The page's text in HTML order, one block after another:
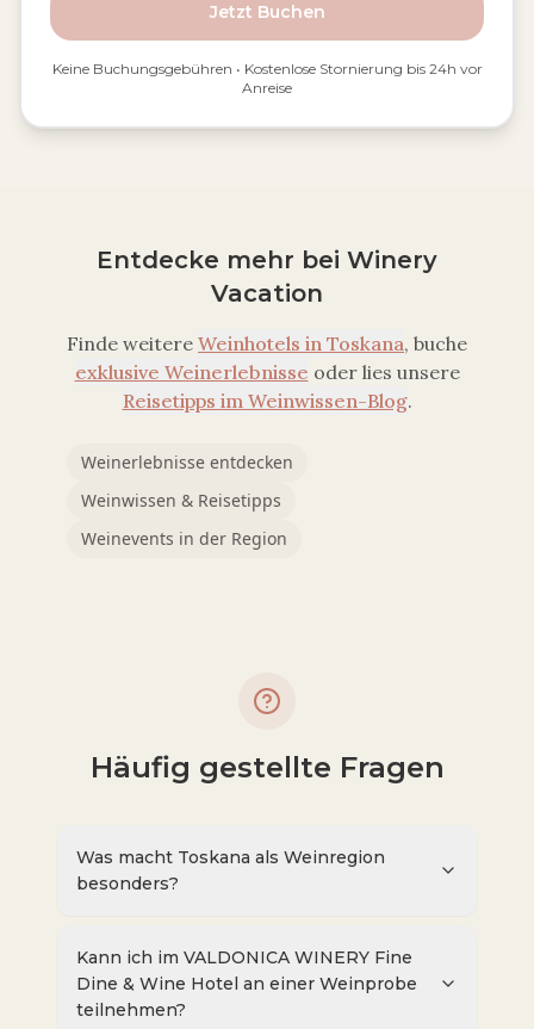
Jetzt Buchen
Keine Buchungsgebühren • Kostenlose Stornierung bis 24h vor
Anreise
Entdecke mehr bei Winery
Vacation
Finde weitere Weinhotels in Toskana, buche
exklusive Weinerlebnisse oder lies unsere
Reisetipps im Weinwissen-Blog.
Weinerlebnisse entdecken
Weinwissen & Reisetipps
Weinevents in der Region
Häufig gestellte Fragen
Was macht Toskana als Weinregion
besonders?
Kann ich im VALDONICA WINERY Fine
Dine & Wine Hotel an einer Weinprobe
teilnehmen?